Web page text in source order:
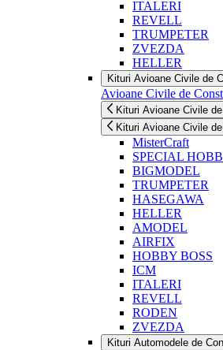
ITALERI
REVELL
TRUMPETER
ZVEZDA
HELLER
Kituri Avioane Civile de
Avioane Civile de
Kituri Avioane Civile
Kituri Avioane Civile
MisterCraft
SPECIAL
BIGMODEL
TRUMPETER
HASEGAWA
HELLER
AMODEL
AIRFIX
HOBBY BOSS
ICM
ITALERI
REVELL
RODEN
ZVEZDA
Kituri Automodele de